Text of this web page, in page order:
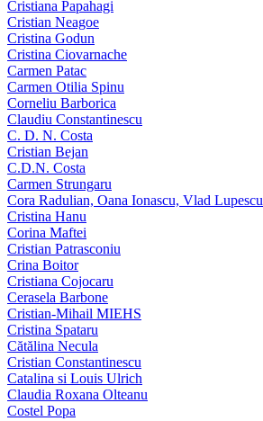
Cristiana Papahagi
Cristian Neagoe
Cristina Godun
Cristina Ciovarnache
Carmen Patac
Carmen Otilia Spinu
Corneliu Barborica
Claudiu Constantinescu
C. D. N. Costa
Cristian Bejan
C.D.N. Costa
Carmen Strungaru
Cora Radulian, Oana Ionascu, Vlad Lupescu
Cristina Hanu
Corina Maftei
Cristian Patrasconiu
Crina Boitor
Cristiana Cojocaru
Cerasela Barbone
Cristian-Mihail MIEHS
Cristina Spataru
Cătălina Necula
Cristian Constantinescu
Catalina si Louis Ulrich
Claudia Roxana Olteanu
Costel Popa